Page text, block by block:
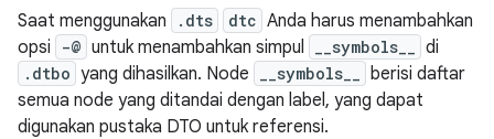
Saat menggunakan .dts dtc Anda harus menambahkan
opsi
-@ untuk menambahkan simpul __symbols__ di
.dtbo yang dihasilkan. Node __symbols__
berisi daftar
semua node yang ditandai dengan label, yang dapat
digunakan pustaka DTO untuk referensi.